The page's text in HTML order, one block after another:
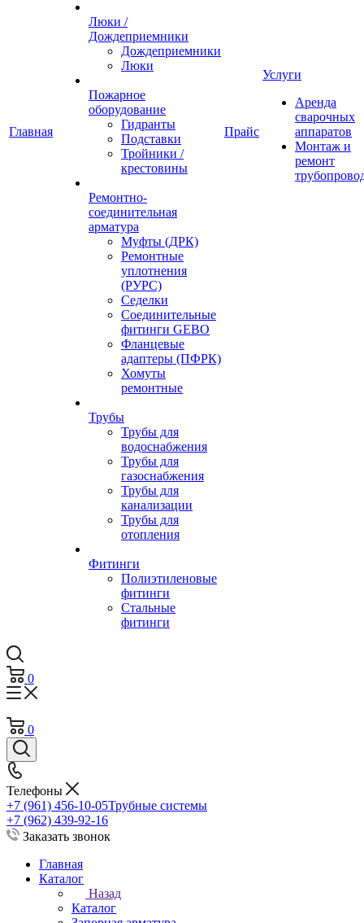
Главная
Люки /
Дождеприемники
Дождеприемники
Люки
Пожарное
оборудование
Гидранты
Подставки
Тройники /
крестовины
Ремонтно-
соединительная
арматура
Муфты (ДРК)
Ремонтные
уплотнения
(РУРС)
Седелки
Соединительные
фитинги GEBO
Фланцевые
адаптеры (ПФРК)
Хомуты
ремонтные
Трубы
Трубы для
водоснабжения
Трубы для
газоснабжения
Трубы для
канализации
Трубы для
отопления
Фитинги
Полиэтиленовые
фитинги
Стальные
фитинги
Прайс
Услуги
Аренда
сварочных
аппаратов
Монтаж и
ремонт
0
0
Телефоны
+7 (961) 456-10-05Трубные системы
+7 (962) 439-92-16
Заказать звонок
Главная
Каталог
Назад
Каталог